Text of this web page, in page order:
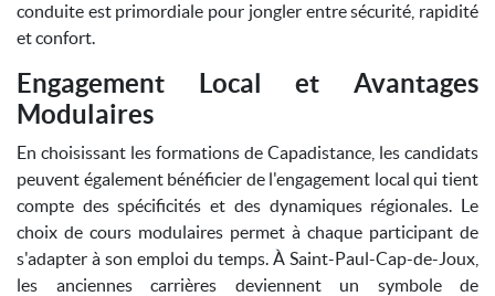
conduite est primordiale pour jongler entre sécurité, rapidité
et confort.
Engagement Local et Avantages
Modulaires
En choisissant les formations de Capadistance, les candidats
peuvent également bénéficier de l'engagement local qui tient
compte des spécificités et des dynamiques régionales. Le
choix de cours modulaires permet à chaque participant de
s'adapter à son emploi du temps. À Saint-Paul-Cap-de-Joux,
les anciennes carrières deviennent un symbole de